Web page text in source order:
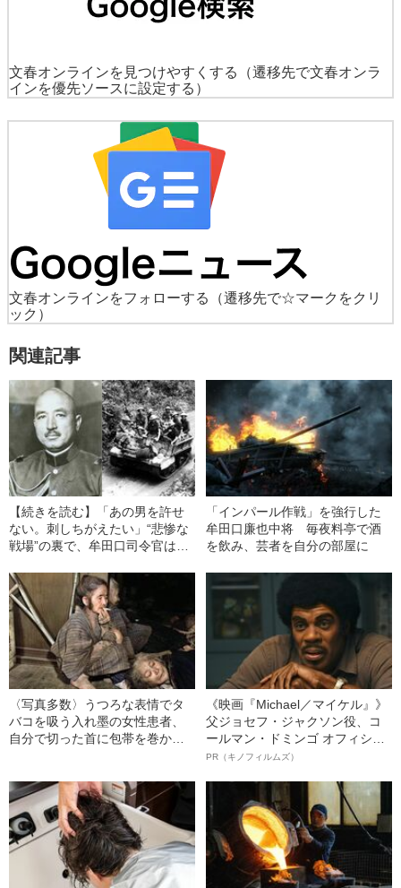
文春オンラインを見つけやすくする
（遷移先で文春オンラ
インを優先ソースに設定する）
文春オンラインをフォローする
（遷移先で☆マークをクリ
ック）
関連記事
【続きを読む】「あの男を許せ
ない。刺しちがえたい」“悲惨な
戦場”の裏で、牟田口司令官は優
戦》生存者が語った、牟田口廉
也中将への“怒り”
「インパール作戦」を強行した
牟田口廉也中将 毎夜料亭で酒
を飲み、芸者を自分の部屋に
〈写真多数〉うつろな表情でタ
バコを吸う入れ墨の女性患者、
自分で切った首に包帯を巻かれ
縄戦のリアル”
《映画『Michael／マイケル』》
父ジョセフ・ジャクソン役、コ
ールマン・ドミンゴ オフィシャ
ルインタビュー“観客を魅了した
語る”《日本興収70億円突破》
PR（キノフィルムズ）